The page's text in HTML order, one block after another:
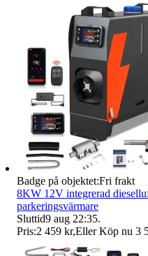
Badge på objektet:Fri frakt
8KW 12V integrerad
parkeringsvärmare
Sluttid9 aug 22:35.
Pris:2 459 kr,Eller Köp nu 3